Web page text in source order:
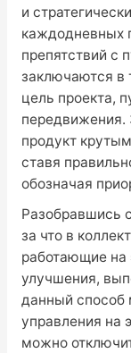
и
каждодневных
препятствий с
заключаются в
цель проекта,
передвижения.
продукт
ставя
обозначая
Разобравшись
за что в
работающие на
улучшения,
данный способ
управления на
можно